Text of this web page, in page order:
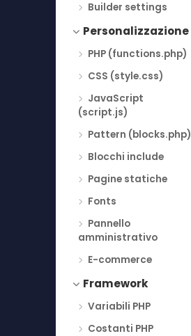
Builder settings
Personalizzazione
PHP (functions.php)
CSS (style.css)
JavaScript
(script.js)
Pattern (blocks.php)
Blocchi include
Pagine statiche
Fonts
Pannello
amministrativo
E-commerce
Framework
Variabili PHP
Costanti PHP